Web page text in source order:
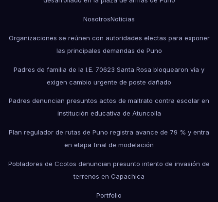
NosotrosNoticias
Organizaciones se reúnen con autoridades electas para exponer
las principales demandas de Puno
Padres de familia de la I.E. 70623 Santa Rosa bloquearon vía y
exigen cambio urgente de poste dañado
Padres denuncian presuntos actos de maltrato contra escolar en
institución educativa de Atuncolla
Plan regulador de rutas de Puno registra avance de 79 % y entra
en etapa final de modelación
Pobladores de Ccotos denuncian presunto intento de invasión de
terrenos en Capachica
Portfolio